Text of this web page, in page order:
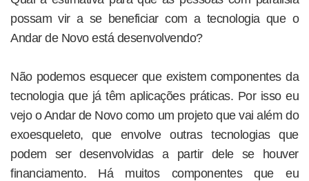
possam vir a se beneficiar com a tecnologia que o
Andar de Novo está desenvolvendo?
Não podemos esquecer que existem componentes da
tecnologia que já têm aplicações práticas. Por isso eu
vejo o Andar de Novo como um projeto que vai além do
exoesqueleto, que envolve outras tecnologias que
podem ser desenvolvidas a partir dele se houver
financiamento. Há muitos componentes que eu